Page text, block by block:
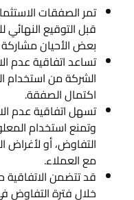
تمر الصفقات
قبل التوقيع
بعض الأحيان
تساعد اتفاقية عدم
الشركة من
اكتمال الصفقة.
تسهل اتفاقية عدم
وتمنع استخدام
التفاوض، أو لأغراض
مع العملاء.
قد تتضمن
خلال فترة التفاوض